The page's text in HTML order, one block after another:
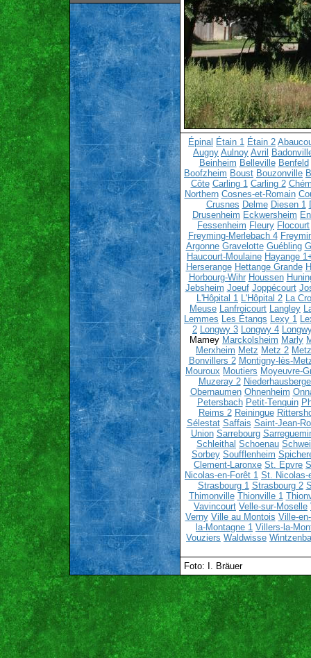
Épinal Étain 1 Étain 2
Augny Aulnoy Avril
Beinheim Belleville Benfeld
Boofzheim Boust Bouzonville
Côte Carling 1 Carling 2
Northern Cosnes-et-Romain
Crusnes Delme Diesen 1
Drusenheim Eckwersheim
Fessenheim Fleury Flocourt
Freyming-Merlebach 4
Argonne Gravelotte Guébling
Haucourt-Moulaine Hayange
Herserange Hettange Grande
Horbourg-Wihr Houssen
Jebsheim Joeuf Joppécourt
L'Hôpital 1 L'Hôpital 2 La
Meuse Lanfroicourt Langley
Lemmes Les Étangs Lexy 1
2 Longwy 3 Longwy 4
Mamey Marckolsheim Marly
Merxheim Metz Metz 2
Bonvillers 2 Montigny-lès-
Mouroux Moutiers Moyeuvre-
Muzeray 2
Obernaumen Ohnenheim
Petersbach Petit-Tenquin
Reims 2 Reiningue
Sélestat Saffais Saint-Jean-
Union Sarrebourg
Schleithal Schoenau
Sorbey Soufflenheim
Clement-Laronxe St. Epvre
Nicolas-en-Forêt 1 St. Nicolas-
Strasbourg 1 Strasbourg 2
Thimonville Thionville 1
Vavincourt Velle-sur-Moselle
Verny Ville au Montois Ville-
la-Montagne 1 Villers-la-
Vouziers Waldwisse
Foto: I. Bräuer